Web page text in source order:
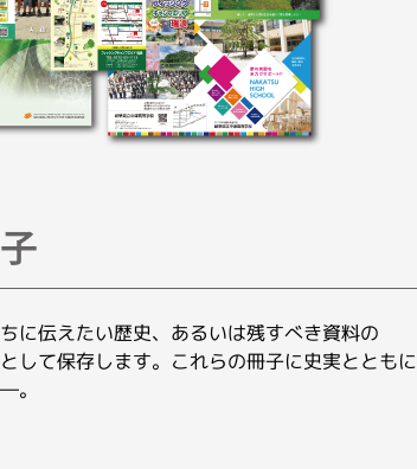
に伝えたい歴史、あるいは残すべき資料の
して保存します。これらの冊子に史実とともに
。